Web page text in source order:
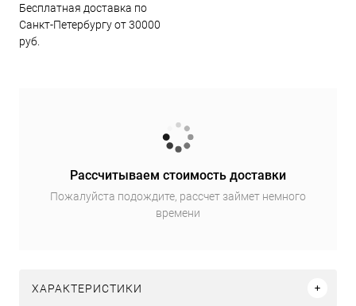
Бесплатная доставка по
Санкт-Петербургу от 30000
руб.
Рассчитываем стоимость доставки
Пожалуйста подождите, рассчет займет немного
времени
ХАРАКТЕРИСТИКИ